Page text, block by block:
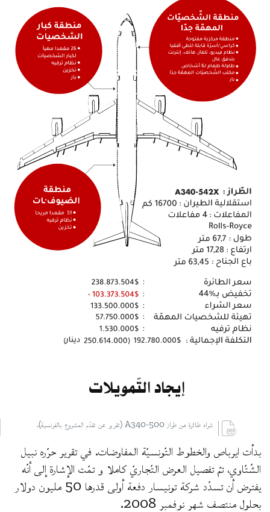
إيجاد التّمويلات
شراء طائرة من طراز A340-500 (تقرير عن تقدّم المشروع بالفرنسية).
بدأت ايرباص والخطوط التّونسيّة المفاوضات. في تقرير حرّره نبيل
الشّتّاوي، تمّ تفصيل العرض التّجاريّ كاملا و تمّت الإشارة إلى أنّه
يفترض أن تسدّد شركة تونيسار دفعة أولى قدرها 50 مليون دولار
بحلول منتصف شهر نوفمبر 2008.